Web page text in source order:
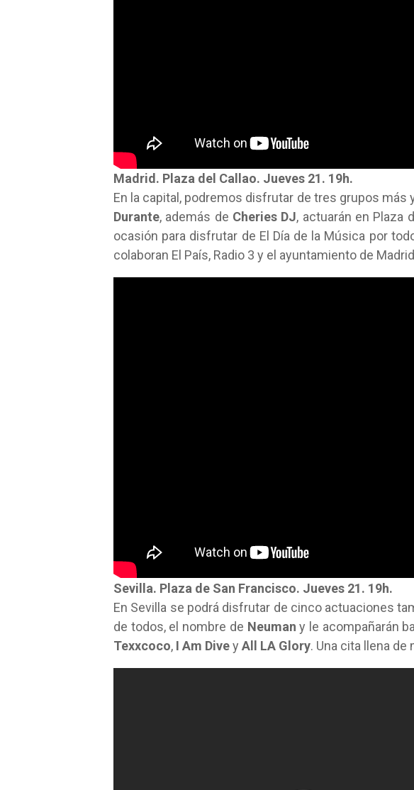
Madrid. Plaza del Callao. Jueves 21. 19h.
En la capital, podremos disfrutar de tres grupos más
Durante, además de Cheries DJ, actuarán en Plaza
ocasión para disfrutar de El Día de la Música por
colaboran El País, Radio 3 y el ayuntamiento de
Sevilla. Plaza de San Francisco. Jueves 21. 19h.
En Sevilla se podrá disfrutar de cinco actuaciones
de todos, el nombre de Neuman y le acompañarán
Texxcoco, I Am Divey All LA Glory. Una cita llena de